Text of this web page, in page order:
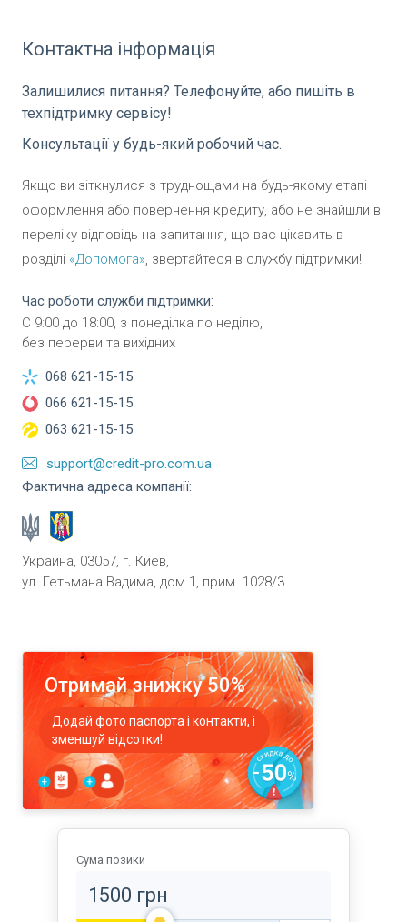
Контактна інформація
Залишилися питання? Телефонуйте, або пишіть в
техпідтримку сервісу!
Консультації у будь-який робочий час.
Якщо ви зіткнулися з труднощами на будь-якому етапі
оформлення або повернення кредиту, або не знайшли в
переліку відповідь на запитання, що вас цікавить в
розділі «Допомога», звертайтеся в службу підтримки!
Час роботи служби підтримки:
С 9:00 до 18:00, з понеділка по неділю,
без перерви та вихідних
068 621-15-15
066 621-15-15
063 621-15-15
support@credit-pro.com.ua
Фактична адреса компанії:
Украина, 03057, г. Киев,
ул. Гетьмана Вадима, дом 1, прим. 1028/3
Отримай знижку 50%
Додай фото паспорта і контакти, і
зменшуй відсотки!
Сума позики